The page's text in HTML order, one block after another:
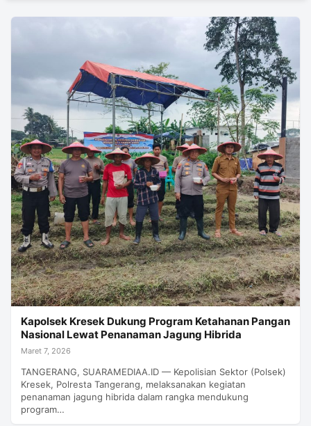
Kapolsek Kresek Dukung Program Ketahanan Pangan
Nasional Lewat Penanaman Jagung Hibrida
Maret 7, 2026
TANGERANG, SUARAMEDIAA.ID — Kepolisian Sektor (Polsek)
Kresek, Polresta Tangerang, melaksanakan kegiatan
penanaman jagung hibrida dalam rangka mendukung
program…